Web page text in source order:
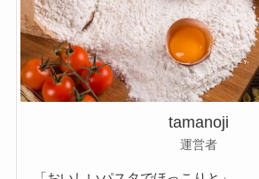
tamanoji
運営者